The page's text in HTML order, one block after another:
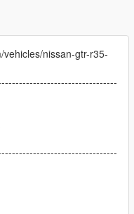
nissan-gtr-r35-